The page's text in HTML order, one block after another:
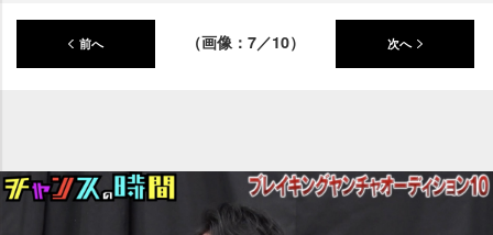
前へ （画像：7／10） 次へ